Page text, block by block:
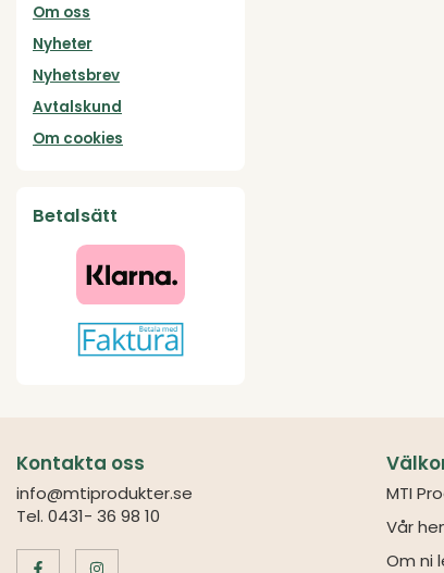
Om oss
Nyheter
Nyhetsbrev
Avtalskund
Om cookies
Betalsätt
Kontakta oss
info@mtiprodukter.se
Tel. 0431- 36 98 10
MTI
Vår
Om ni